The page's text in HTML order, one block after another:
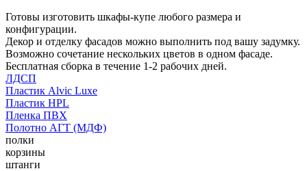
Готовы изготовить шкафы-купе любого размера и
конфигурации.
Декор и отделку фасадов можно выполнить под вашу задумку.
Возможно сочетание нескольких цветов в одном фасаде.
Бесплатная сборка в течение 1-2 рабочих дней.
ЛДСП
Пластик Alvic Luxe
Пластик HPL
Пленка ПВХ
Полотно АГТ (МДФ)
полки
корзины
штанги